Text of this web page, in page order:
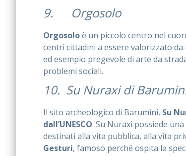
9. Orgosolo
Orgosoloè un piccolo centro nel
centri cittadini a essere valorizzato
ed esempio pregevole di arte da
problemi sociali.
10. Su Nuraxi di
Il sito archeologico di Barumini, Su
dall’UNESCO. Su Nuraxi possiede
destinati alla vita pubblica, alla vita
Gesturi, famoso perché ospita la